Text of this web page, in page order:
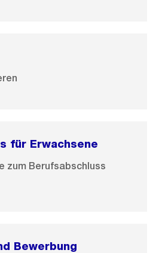
für Erwachsene
zum Berufsabschluss
Bewerbung